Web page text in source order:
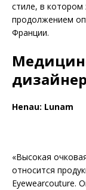
стиле, в котором
продолжением
Франции.
Henau: Lunam
«Высокая
относится
Eyewearcouture.